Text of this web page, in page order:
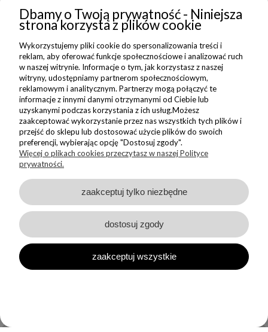
Dołącz do nas i zyskaj 5% zniżki na Twoje pierwsze Nadzwyczajne
zakupy
ZAPISZ SIĘ
Wyrażam zgodę na wysyłanie do mnie informacji handlowych na
wskazany adres oraz przetwarzanie moich danych w związku z
obsługą newsletteru.
Zapoznałem/am się i akceptuję
Politykę Prywatności
Sklep internetowy Shoper Premium
Dbamy o Twoją prywatność - Niniejsza
strona korzysta z plików cookie
Wykorzystujemy pliki cookie do spersonalizowania treści i
reklam, aby oferować funkcje społecznościowe i analizować ruch
w naszej witrynie. Informacje o tym, jak korzystasz z naszej
witryny, udostępniamy partnerom społecznościowym,
reklamowym i analitycznym. Partnerzy mogą połączyć te
informacje z innymi danymi otrzymanymi od Ciebie lub
uzyskanymi podczas korzystania z ich usług.Możesz
zaakceptować wykorzystanie przez nas wszystkich tych plików i
przejść do sklepu lub dostosować użycie plików do swoich
preferencji, wybierając opcję "Dostosuj zgody".
Więcej o plikach cookies przeczytasz w naszej Polityce
prywatności.
zaakceptuj tylko niezbędne
dostosuj zgody
zaakceptuj wszystkie